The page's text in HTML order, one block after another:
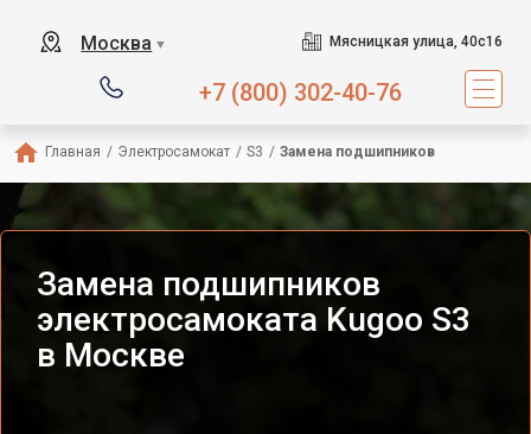
Москва ▼ Мясницкая улица, 40с16
+7 (800) 302-40-76
Главная / Электросамокат / S3 / Замена подшипников
Замена подшипников
электросамоката Kugoo S3
в Москве